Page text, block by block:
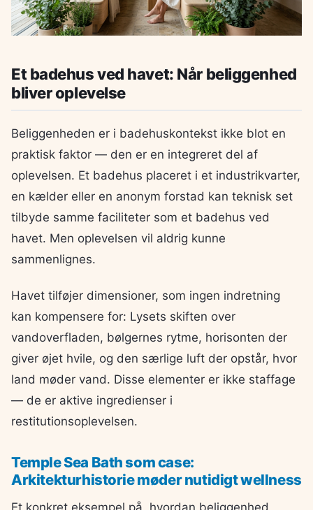
Et badehus ved havet: Når beliggenhed
bliver oplevelse
Beliggenheden er i badehuskontekst ikke blot en
praktisk faktor — den er en integreret del af
oplevelsen. Et badehus placeret i et industrikvarter,
en kælder eller en anonym forstad kan teknisk set
tilbyde samme faciliteter som et badehus ved
havet. Men oplevelsen vil aldrig kunne
sammenlignes.
Havet tilføjer dimensioner, som ingen indretning
kan kompensere for: Lysets skiften over
vandoverfladen, bølgernes rytme, horisonten der
giver øjet hvile, og den særlige luft der opstår, hvor
land møder vand. Disse elementer er ikke staffage
— de er aktive ingredienser i
restitutionsoplevelsen.
Temple Sea Bath som case:
Arkitekturhistorie møder nutidigt wellness
Et konkret eksempel på, hvordan beliggenhed,